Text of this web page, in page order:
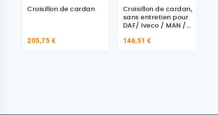
Croisillon de cardan
205,75 €
Croisillon de cardan,
sans entretien pour
DAF/ Iveco / MAN /
146,51 €